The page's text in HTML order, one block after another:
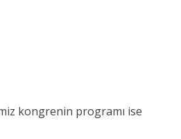
kongrenin programı ise